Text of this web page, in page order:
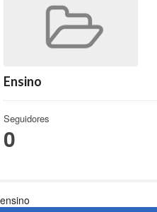
Ensino
Seguidores
0
ensino